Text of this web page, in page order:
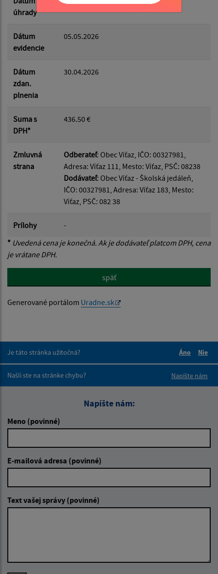
úhrady
Dátum
evidencie
05.05.2026
Dátum
zdan.
plnenia
30.04.2026
Suma s
DPH*
436.50 €
Zmluvná
strana
Odberateľ: Obec Víťaz, IČO: 00327981,
Adresa: Víťaz 111, Mesto: Víťaz, PSČ: 08238
Dodávateľ: Obec Víťaz - Školská jedáleň,
IČO: 00327981, Adresa: Víťaz 183, Mesto:
Víťaz, PSČ: 082 38
Prílohy
-
* Uvedená cena je konečná. Ak je dodávateľ platcom DPH, cena
je vrátane DPH.
späť
Generované portálom Uradne.sk
Je táto stránka užitočná?
Áno
Nie
Našli ste na stránke chybu?
Napíšte nám
Napíšte nám:
Meno (povinné)
E-mailová adresa (povinné)
Text vašej správy (povinné)